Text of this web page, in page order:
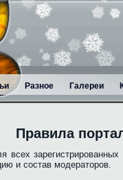
Разное Галереи
Правила
зарегистрированных
и состав модераторов.